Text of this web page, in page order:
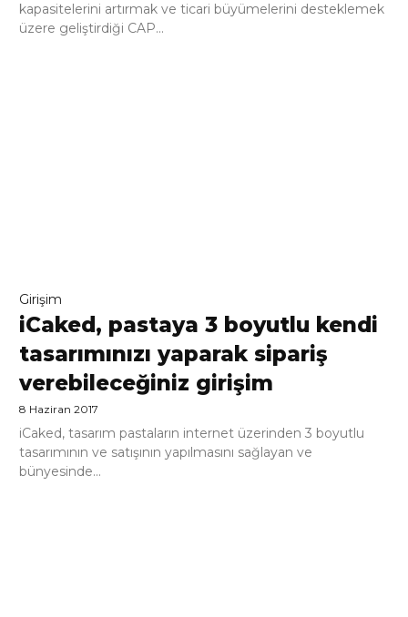
kapasitelerini artırmak ve ticari büyümelerini desteklemek
üzere geliştirdiği CAP...
Girişim
iCaked, pastaya 3 boyutlu kendi
tasarımınızı yaparak sipariş
verebileceğiniz girişim
8 Haziran 2017
iCaked, tasarım pastaların internet üzerinden 3 boyutlu
tasarımının ve satışının yapılmasını sağlayan ve
bünyesinde...